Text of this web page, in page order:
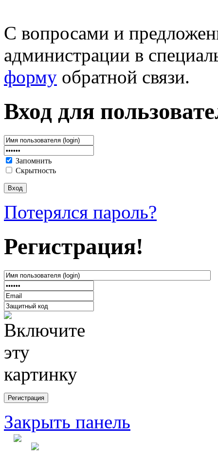
С вопросами и
администрации в
форму обратной связи.
Вход для
Запомнить
Скрытность
Потерялся пароль?
Регистрация!
Закрыть панель